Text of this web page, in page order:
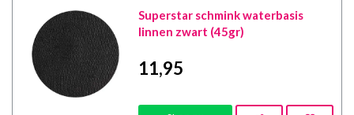
Superstar schmink waterbasis
linnen zwart (45gr)
11,95